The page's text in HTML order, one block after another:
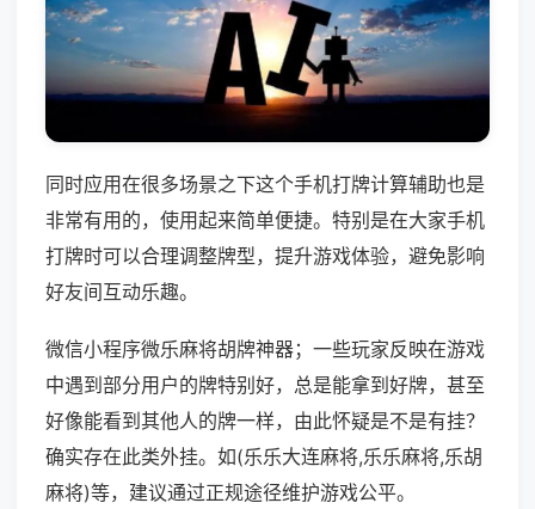
同时应用在很多场景之下这个手机打牌计算辅助也是
非常有用的，使用起来简单便捷。特别是在大家手机
打牌时可以合理调整牌型，提升游戏体验，避免影响
好友间互动乐趣。
微信小程序微乐麻将胡牌神器；一些玩家反映在游戏
中遇到部分用户的牌特别好，总是能拿到好牌，甚至
好像能看到其他人的牌一样，由此怀疑是不是有挂？
确实存在此类外挂。如(乐乐大连麻将,乐乐麻将,乐胡
麻将)等，建议通过正规途径维护游戏公平。